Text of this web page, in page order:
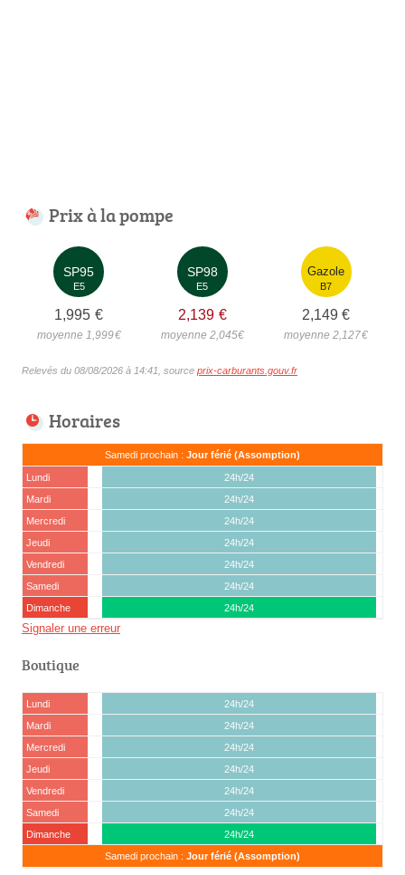
Prix à la pompe
SP95
E5
1,995 €
moyenne 1,999€
SP98
E5
2,139 €
moyenne 2,045€
Gazole
B7
2,149 €
moyenne 2,127€
Relevés du 08/08/2026 à 14:41, source prix-carburants.gouv.fr
Horaires
Samedi prochain : Jour férié (Assomption)
Lundi
24h/24
Mardi
24h/24
Mercredi
24h/24
Jeudi
24h/24
Vendredi
24h/24
Samedi
24h/24
Dimanche
24h/24
Signaler une erreur
Boutique
Lundi
24h/24
Mardi
24h/24
Mercredi
24h/24
Jeudi
24h/24
Vendredi
24h/24
Samedi
24h/24
Dimanche
24h/24
Samedi prochain : Jour férié (Assomption)